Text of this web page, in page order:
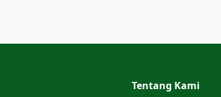
Tentang Kami